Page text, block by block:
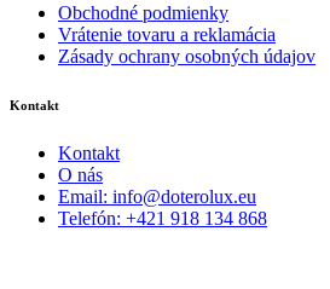
Obchodné podmienky
Vrátenie tovaru a reklamácia
Zásady ochrany osobných údajov
Kontakt
Kontakt
O nás
Email: info@doterolux.eu
Telefón: +421 918 134 868